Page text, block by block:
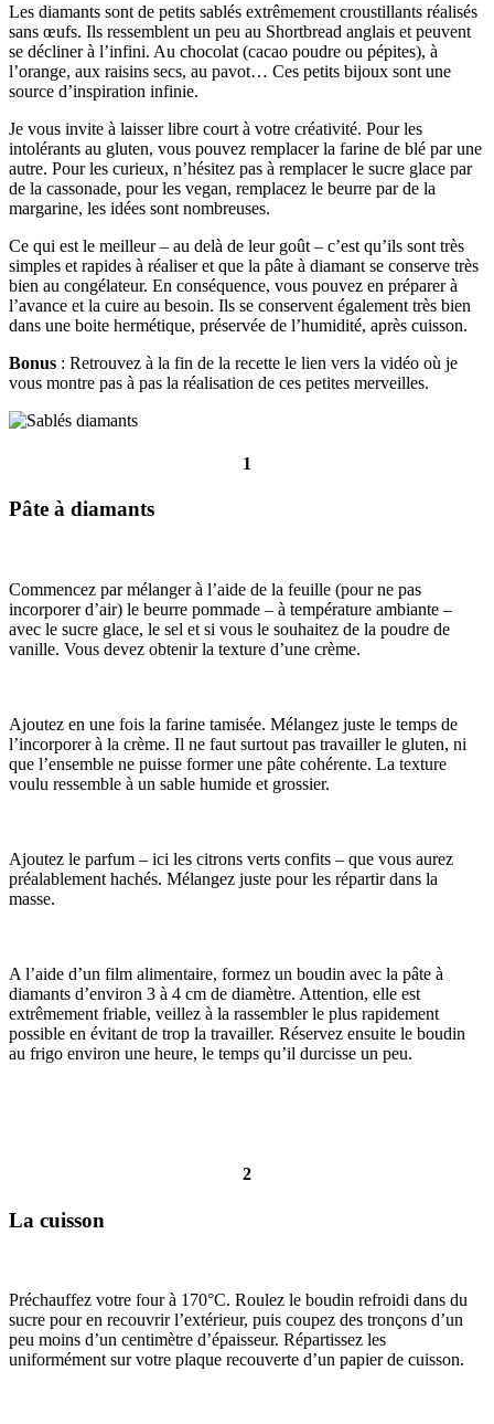
Les diamants sont de petits sablés extrêmement croustillants réalisés
sans œufs. Ils ressemblent un peu au Shortbread anglais et peuvent
se décliner à l’infini. Au chocolat (cacao poudre ou pépites), à
l’orange, aux raisins secs, au pavot… Ces petits bijoux sont une
source d’inspiration infinie.
Je vous invite à laisser libre court à votre créativité. Pour les
intolérants au gluten, vous pouvez remplacer la farine de blé par une
autre. Pour les curieux, n’hésitez pas à remplacer le sucre glace par
de la cassonade, pour les vegan, remplacez le beurre par de la
margarine, les idées sont nombreuses.
Ce qui est le meilleur – au delà de leur goût – c’est qu’ils sont très
simples et rapides à réaliser et que la pâte à diamant se conserve très
bien au congélateur. En conséquence, vous pouvez en préparer à
l’avance et la cuire au besoin. Ils se conservent également très bien
dans une boite hermétique, préservée de l’humidité, après cuisson.
Bonus : Retrouvez à la fin de la recette le lien vers la vidéo où je
vous montre pas à pas la réalisation de ces petites merveilles.
1
Pâte à diamants
Commencez par mélanger à l’aide de la feuille (pour ne pas
incorporer d’air) le beurre pommade – à température ambiante –
avec le sucre glace, le sel et si vous le souhaitez de la poudre de
vanille. Vous devez obtenir la texture d’une crème.
Ajoutez en une fois la farine tamisée. Mélangez juste le temps de
l’incorporer à la crème. Il ne faut surtout pas travailler le gluten, ni
que l’ensemble ne puisse former une pâte cohérente. La texture
voulu ressemble à un sable humide et grossier.
Ajoutez le parfum – ici les citrons verts confits – que vous aurez
préalablement hachés. Mélangez juste pour les répartir dans la
masse.
A l’aide d’un film alimentaire, formez un boudin avec la pâte à
diamants d’environ 3 à 4 cm de diamètre. Attention, elle est
extrêmement friable, veillez à la rassembler le plus rapidement
possible en évitant de trop la travailler. Réservez ensuite le boudin
au frigo environ une heure, le temps qu’il durcisse un peu.
2
La cuisson
Préchauffez votre four à 170°C. Roulez le boudin refroidi dans du
sucre pour en recouvrir l’extérieur, puis coupez des tronçons d’un
peu moins d’un centimètre d’épaisseur. Répartissez les
uniformément sur votre plaque recouverte d’un papier de cuisson.